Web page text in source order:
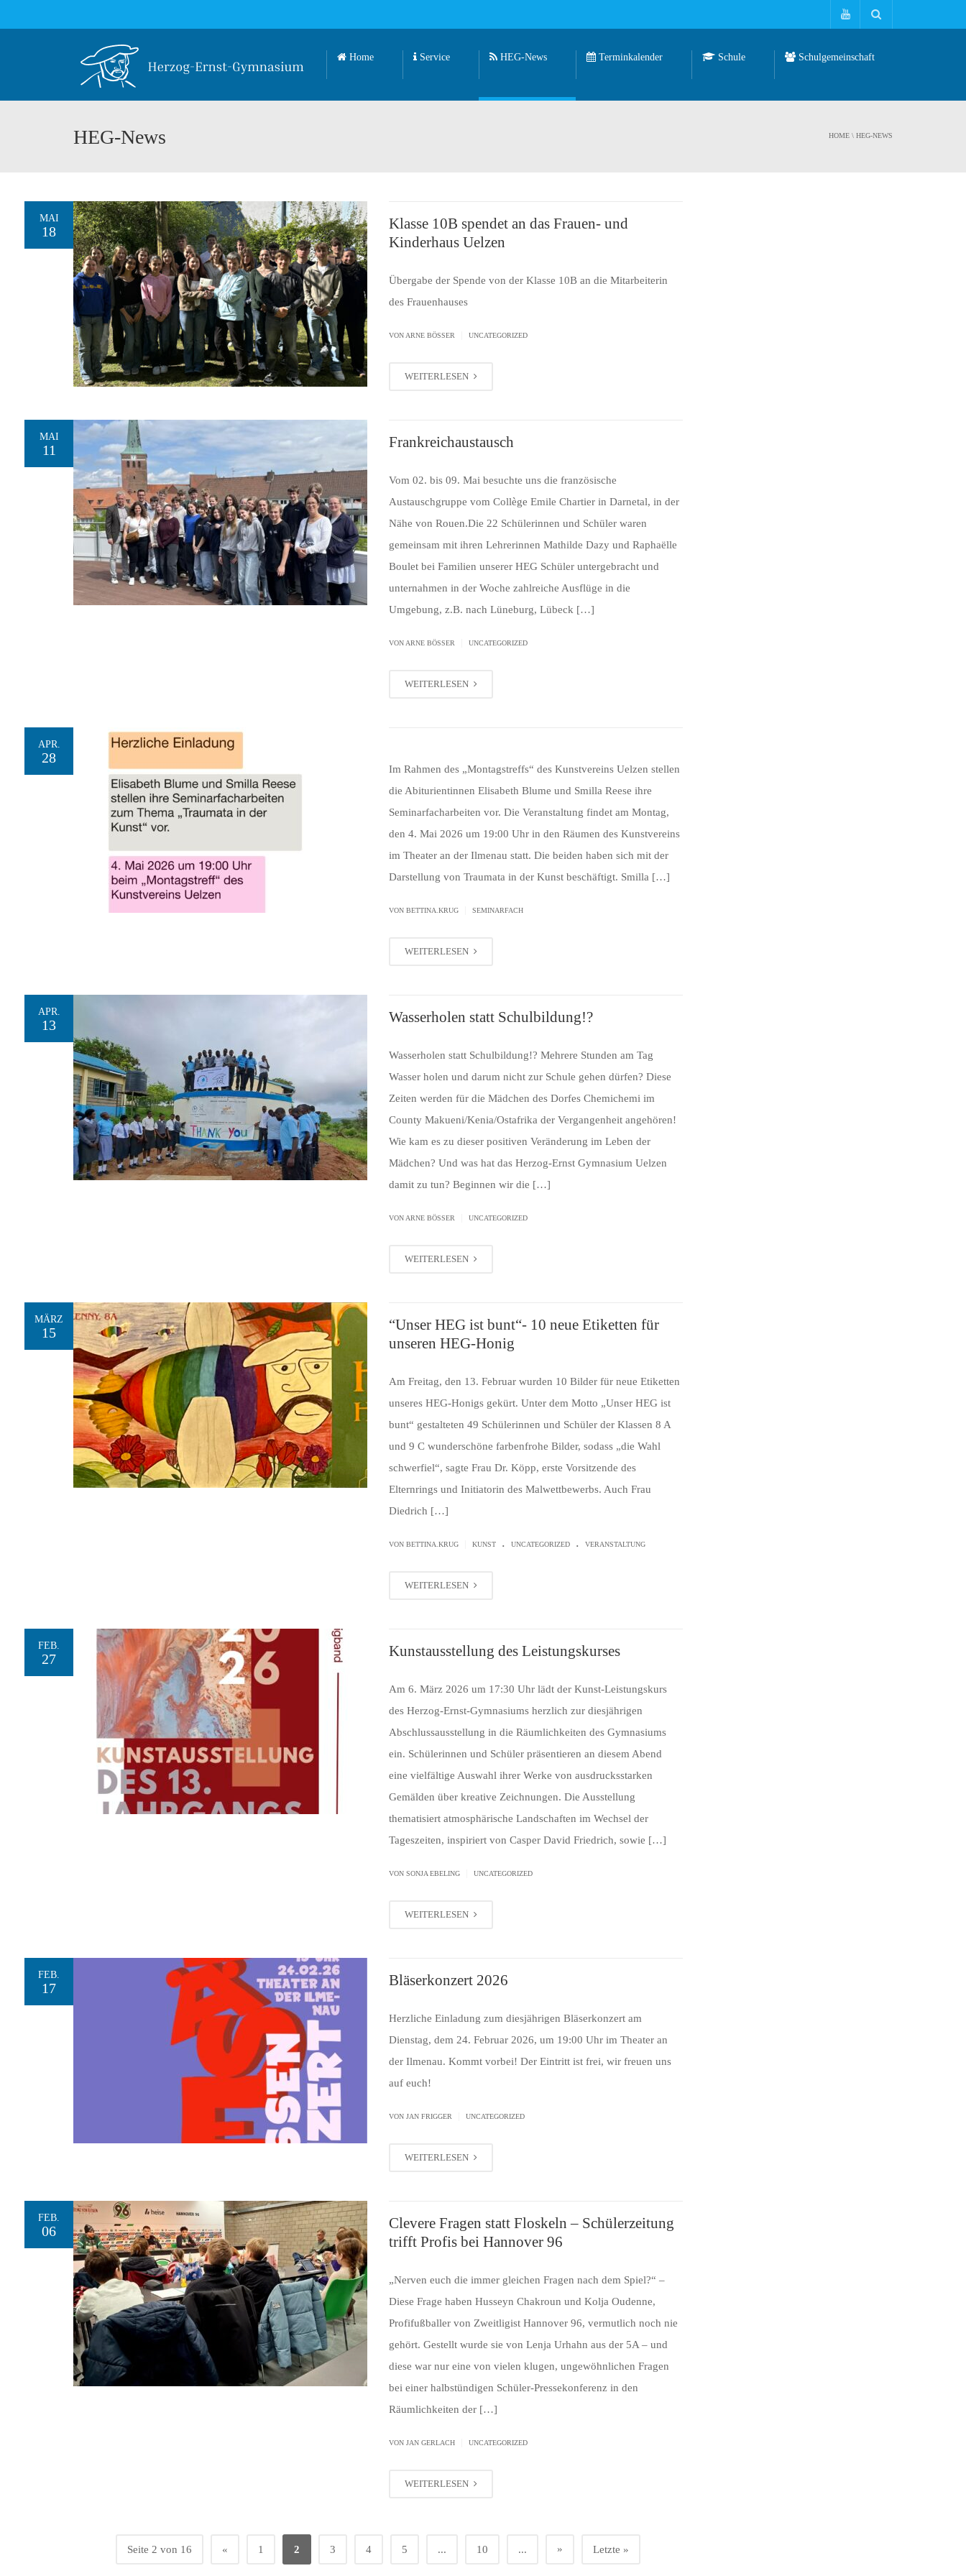
Home Service HEG-News Terminkalender Schule Schulgemeinschaft
HEG-News HOME \ HEG-NEWS
MAI
18
Klasse 10B spendet an das Frauen- und
Kinderhaus Uelzen
Übergabe der Spende von der Klasse 10B an die Mitarbeiterin
des Frauenhauses
VON ARNE BÖSSER UNCATEGORIZED
WEITERLESEN
MAI
11 Frankreichaustausch
Vom 02. bis 09. Mai besuchte uns die französische
Austauschgruppe vom Collège Emile Chartier in Darnetal, in der
Nähe von Rouen.Die 22 Schülerinnen und Schüler waren
gemeinsam mit ihren Lehrerinnen Mathilde Dazy und Raphaëlle
Boulet bei Familien unserer HEG Schüler untergebracht und
unternahmen in der Woche zahlreiche Ausflüge in die
Umgebung, z.B. nach Lüneburg, Lübeck […]
VON ARNE BÖSSER UNCATEGORIZED
WEITERLESEN
APR.
28
Im Rahmen des „Montagstreffs“ des Kunstvereins Uelzen stellen
die Abiturientinnen Elisabeth Blume und Smilla Reese ihre
Seminarfacharbeiten vor. Die Veranstaltung findet am Montag,
den 4. Mai 2026 um 19:00 Uhr in den Räumen des Kunstvereins
im Theater an der Ilmenau statt. Die beiden haben sich mit der
Darstellung von Traumata in der Kunst beschäftigt. Smilla […]
VON BETTINA.KRUG SEMINARFACH
WEITERLESEN
APR.
13 Wasserholen statt Schulbildung!?
Wasserholen statt Schulbildung!? Mehrere Stunden am Tag
Wasser holen und darum nicht zur Schule gehen dürfen? Diese
Zeiten werden für die Mädchen des Dorfes Chemichemi im
County Makueni/Kenia/Ostafrika der Vergangenheit angehören!
Wie kam es zu dieser positiven Veränderung im Leben der
Mädchen? Und was hat das Herzog-Ernst Gymnasium Uelzen
damit zu tun? Beginnen wir die […]
VON ARNE BÖSSER UNCATEGORIZED
WEITERLESEN
MÄRZ
15
“Unser HEG ist bunt“- 10 neue Etiketten für
unseren HEG-Honig
Am Freitag, den 13. Februar wurden 10 Bilder für neue Etiketten
unseres HEG-Honigs gekürt. Unter dem Motto „Unser HEG ist
bunt“ gestalteten 49 Schülerinnen und Schüler der Klassen 8 A
und 9 C wunderschöne farbenfrohe Bilder, sodass „die Wahl
schwerfiel“, sagte Frau Dr. Köpp, erste Vorsitzende des
Elternrings und Initiatorin des Malwettbewerbs. Auch Frau
Diedrich […]
VON BETTINA.KRUG KUNST . UNCATEGORIZED . VERANSTALTUNG
WEITERLESEN
FEB.
27 Kunstausstellung des Leistungskurses
Am 6. März 2026 um 17:30 Uhr lädt der Kunst-Leistungskurs
des Herzog-Ernst-Gymnasiums herzlich zur diesjährigen
Abschlussausstellung in die Räumlichkeiten des Gymnasiums
ein. Schülerinnen und Schüler präsentieren an diesem Abend
eine vielfältige Auswahl ihrer Werke von ausdrucksstarken
Gemälden über kreative Zeichnungen. Die Ausstellung
thematisiert atmosphärische Landschaften im Wechsel der
Tageszeiten, inspiriert von Casper David Friedrich, sowie […]
VON SONJA EBELING UNCATEGORIZED
WEITERLESEN
FEB.
17 Bläserkonzert 2026
Herzliche Einladung zum diesjährigen Bläserkonzert am
Dienstag, dem 24. Februar 2026, um 19:00 Uhr im Theater an
der Ilmenau. Kommt vorbei! Der Eintritt ist frei, wir freuen uns
auf euch!
VON JAN FRIGGER UNCATEGORIZED
WEITERLESEN
FEB.
06
Clevere Fragen statt Floskeln – Schülerzeitung
trifft Profis bei Hannover 96
„Nerven euch die immer gleichen Fragen nach dem Spiel?“ –
Diese Frage haben Husseyn Chakroun und Kolja Oudenne,
Profifußballer von Zweitligist Hannover 96, vermutlich noch nie
gehört. Gestellt wurde sie von Lenja Urhahn aus der 5A – und
diese war nur eine von vielen klugen, ungewöhnlichen Fragen
bei einer halbstündigen Schüler-Pressekonferenz in den
Räumlichkeiten der […]
VON JAN GERLACH UNCATEGORIZED
WEITERLESEN
Seite 2 von 16 « 1 2 3 4 5 ... 10 ... » Letzte »